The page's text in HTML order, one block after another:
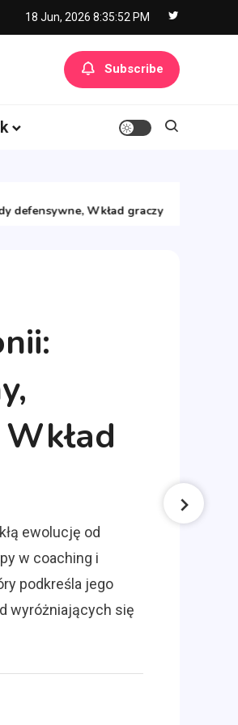
18 Jun, 2026 8:35:53 PM
Subscribe
Wkład graczy
ewolucję od
w coaching i
podkreśla jego
wyróżniających się